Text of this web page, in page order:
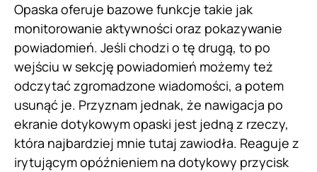
Opaska oferuje bazowe funkcje takie jak
monitorowanie aktywności oraz pokazywanie
powiadomień. Jeśli chodzi o tę drugą, to po
wejściu w sekcję powiadomień możemy też
odczytać zgromadzone wiadomości, a potem
usunąć je. Przyznam jednak, że nawigacja po
ekranie dotykowym opaski jest jedną z rzeczy,
która najbardziej mnie tutaj zawiodła. Reaguje z
irytującym opóźnieniem na dotykowy przycisk